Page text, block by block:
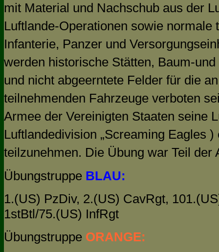
mit Material und Nachschub aus der
Luftlande-Operationen sowie normale
Infanterie, Panzer und
werden historische Stätten, Baum-
und nicht abgeerntete Felder für die
teilnehmenden Fahrzeuge verboten
Armee der Vereinigten Staaten seine
Luftlandedivision „Screaming Eagles )
teilzunehmen. Die Übung war Teil der
Übungstruppe BLAU:
1.(US) PzDiv, 2.(US) CavRgt,
1stBtl/75.(US) InfRgt
Übungstruppe ORANGE: